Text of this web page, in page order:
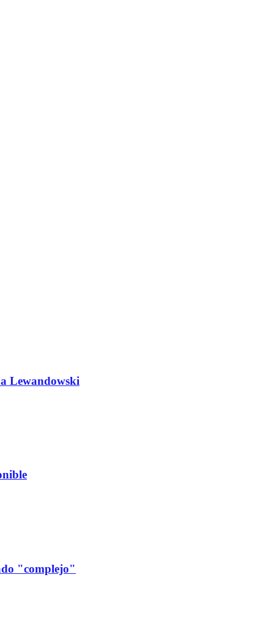
Lewandowski
"complejo"